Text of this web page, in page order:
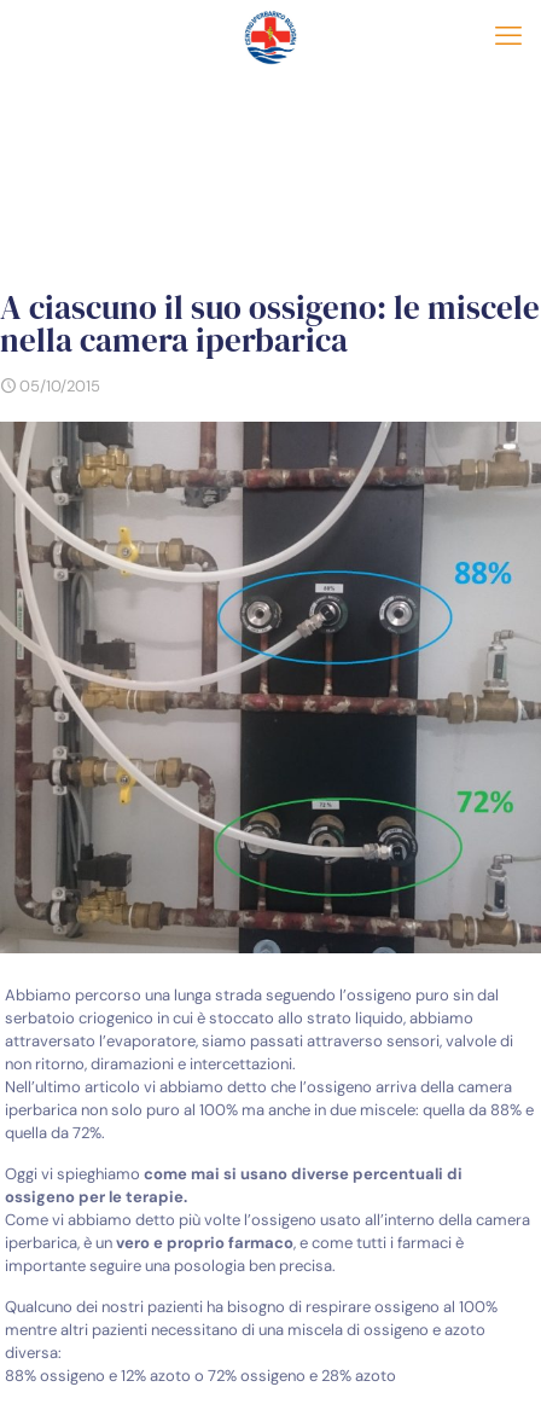
A ciascuno il suo ossigeno: le miscele
nella camera iperbarica
05/10/2015
Abbiamo percorso una lunga strada seguendo l’ossigeno puro sin dal
serbatoio criogenico in cui è stoccato allo strato liquido, abbiamo
attraversato l’evaporatore, siamo passati attraverso sensori, valvole di
non ritorno, diramazioni e intercettazioni.
Nell’ultimo articolo vi abbiamo detto che l’ossigeno arriva della camera
iperbarica non solo puro al 100% ma anche in due miscele: quella da 88% e
quella da 72%.
Oggi vi spieghiamo come mai si usano diverse percentuali di
ossigeno per le terapie.
Come vi abbiamo detto più volte l’ossigeno usato all’interno della camera
iperbarica, è unvero e proprio farmaco, e come tutti i farmaci è
importante seguire una posologia ben precisa.
Qualcuno dei nostri pazienti ha bisogno di respirare ossigeno al 100%
mentre altri pazienti necessitano di una miscela di ossigeno e azoto
diversa:
88% ossigeno e 12% azoto o 72% ossigeno e 28% azoto